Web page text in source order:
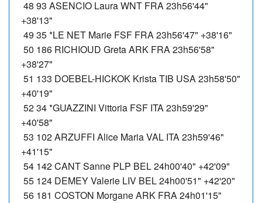
48 93 ASENCIO Laura WNT FRA 23h56'44"
+38'13"
49 35 *LE NET Marie FSF FRA 23h56'47" +38'16"
50 186 RICHIOUD Greta ARK FRA 23h56'58"
+38'27"
51 133 DOEBEL-HICKOK Krista TIB USA 23h58'50"
+40'19"
52 34 *GUAZZINI Vittoria FSF ITA 23h59'29"
+40'58"
53 102 ARZUFFI Alice Maria VAL ITA 23h59'46"
+41'15"
54 142 CANT Sanne PLP BEL 24h00'40" +42'09"
55 124 DEMEY Valerie LIV BEL 24h00'51" +42'20"
56 181 COSTON Morgane ARK FRA 24h01'15"